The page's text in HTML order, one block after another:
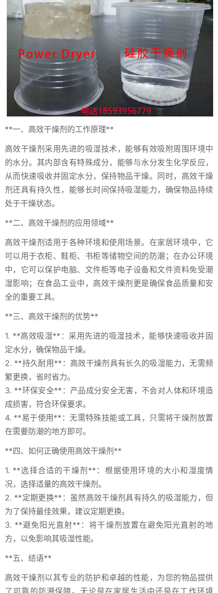
**一、高效干燥剂的工作原理**
高效干燥剂采用先进的吸湿技术，能够有效吸附周围环境中
的水分。其内部含有特殊成分，能够与水分发生化学反应，
从而快速吸收并固定水分，保持物品干燥。同时，高效干燥
剂还具有持久性，能够长时间保持吸湿能力，确保物品持续
处于干燥状态。
**二、高效干燥剂的应用领域**
高效干燥剂适用于各种环境和使用场景。在家居环境中，它
可以用于衣柜、鞋柜、书柜等储物空间的防潮；在办公环境
中，它可以保护电脑、文件柜等电子设备和文件资料免受潮
湿影响；在食品工业中，高效干燥剂更是确保食品质量和安
全的重要工具。
**三、高效干燥剂的优势**
1. **高效吸湿**：采用先进的吸湿技术，能够快速吸收并固
定水分，确保物品干燥。
2. **持久耐用**：高效干燥剂具有长久的吸湿能力，无需频
繁更换，省时省力。
3. **环保安全**：产品成分安全无害，不会对人体和环境造
成损害，符合环保要求。
4. **易于使用**：无需特殊技能或工具，只需将干燥剂放置
在需要防潮的地方即可。
**四、如何正确使用高效干燥剂**
1. **选择合适的干燥剂**：根据使用环境的大小和湿度情
况，选择适量的高效干燥剂。
2. **定期更换**：虽然高效干燥剂具有持久的吸湿能力，但
为了保持最佳效果，建议定期更换。
3. **避免阳光直射**：将干燥剂放置在避免阳光直射的地
方，以免影响其吸湿性能。
**五、结语**
高效干燥剂以其专业的防护和卓越的性能，为您的物品提供
了可靠的防潮保障。无论是在家居生活中还是在工作环境